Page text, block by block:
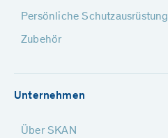
Persönliche Schutzausrüstung
Zubehör
Unternehmen
Über SKAN